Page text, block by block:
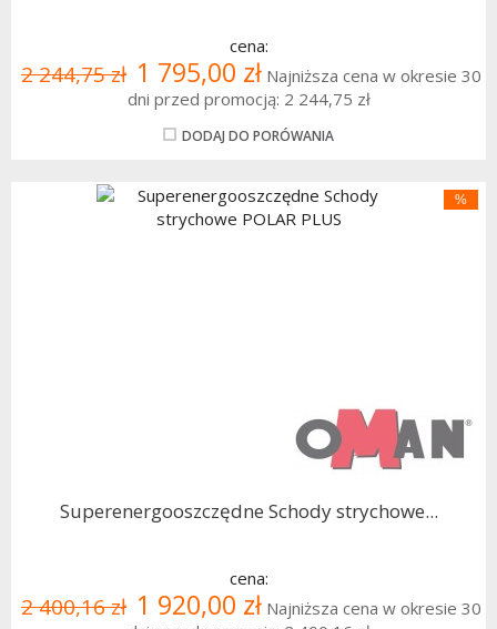
cena:
2 244,75 zł 1 795,00 zł Najniższa cena w okresie 30
dni przed promocją: 2 244,75 zł
DODAJ DO PORÓWANIA
%
Superenergooszczędne Schody strychowe...
cena:
2 400,16 zł 1 920,00 zł Najniższa cena w okresie 30